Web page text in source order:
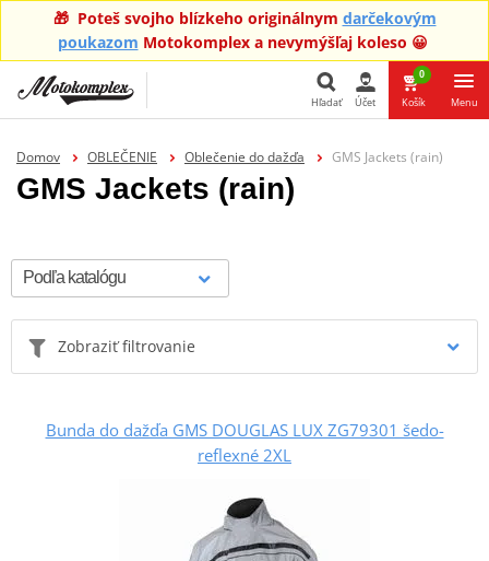
🎁 Poteš svojho blízkeho originálnym darčekovým
poukazom Motokomplex a nevymýšľaj koleso 😀
Hľadať
Hľadať Účet
0
Košík Menu
Domov OBLEČENIE Oblečenie do dažďa GMS Jackets (rain)
GMS Jackets (rain)
Zobraziť filtrovanie
Bunda do dažďa GMS DOUGLAS LUX ZG79301 šedo-
reflexné 2XL